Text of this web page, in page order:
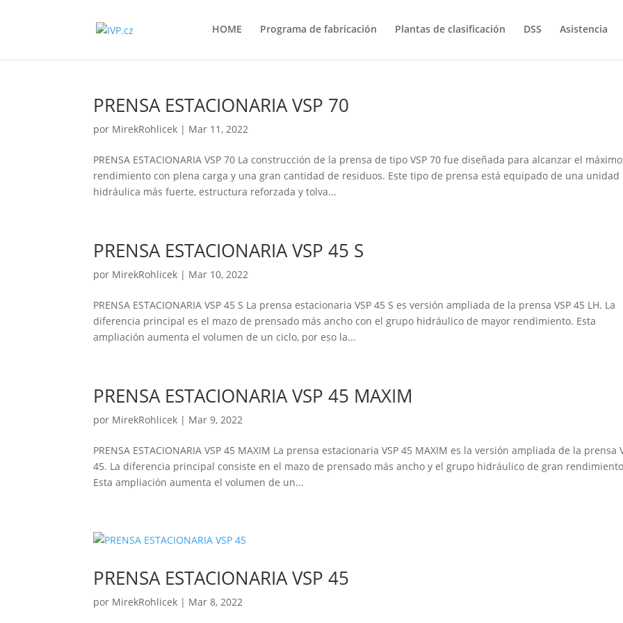
HOME Programa de fabricación Plantas de clasificación DSS Asistencia
PRENSA ESTACIONARIA VSP 70
por MirekRohlicek | Mar 11, 2022
PRENSA ESTACIONARIA VSP 70 La construcción de la prensa de tipo VSP 70 fue diseñada para alcanzar el máximo
rendimiento con plena carga y una gran cantidad de residuos. Este tipo de prensa está equipado de una unidad
hidráulica más fuerte, estructura reforzada y tolva...
PRENSA ESTACIONARIA VSP 45 S
por MirekRohlicek | Mar 10, 2022
PRENSA ESTACIONARIA VSP 45 S La prensa estacionaria VSP 45 S es versión ampliada de la prensa VSP 45 LH. La
diferencia principal es el mazo de prensado más ancho con el grupo hidráulico de mayor rendimiento. Esta
ampliación aumenta el volumen de un ciclo, por eso la...
PRENSA ESTACIONARIA VSP 45 MAXIM
por MirekRohlicek | Mar 9, 2022
PRENSA ESTACIONARIA VSP 45 MAXIM La prensa estacionaria VSP 45 MAXIM es la versión ampliada de la prensa
45. La diferencia principal consiste en el mazo de prensado más ancho y el grupo hidráulico de gran
Esta ampliación aumenta el volumen de un...
PRENSA ESTACIONARIA VSP 45
por MirekRohlicek | Mar 8, 2022